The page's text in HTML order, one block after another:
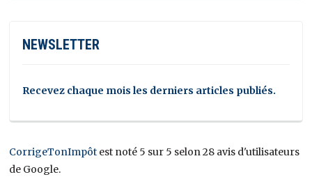
NEWSLETTER
Recevez chaque mois les derniers articles publiés.
CorrigeTonImpôt est noté 5 sur 5 selon 28 avis d'utilisateurs
de Google.